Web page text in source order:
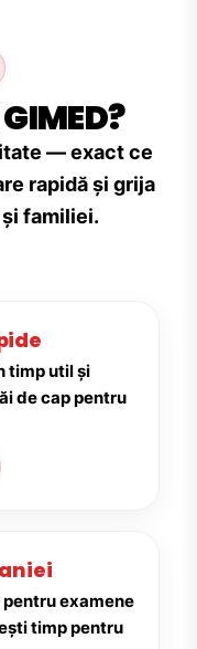
— exact ce
rapidă și grija
familiei.
timp util și
de cap pentru
examene
timp pentru